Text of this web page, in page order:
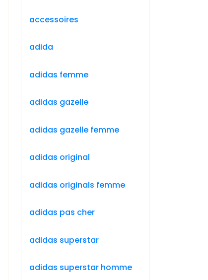
accessoires
adida
adidas femme
adidas gazelle
adidas gazelle femme
adidas original
adidas originals femme
adidas pas cher
adidas superstar
adidas superstar homme